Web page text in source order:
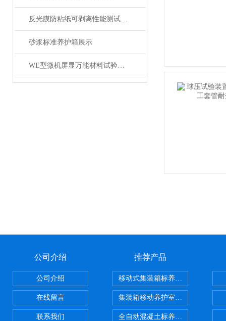
反光膜防粘纸可剥离性能测试仪产品展示
砂浆标准养护箱展示
WE型微机屏显万能材料试验机 产品展示
公司介绍
公司介绍
在线留言
联系我们
推荐产品
移动式集装箱标养室 养护室设备
集装箱移动养护室 标养室
全自动混凝土标养室恒温恒湿设备